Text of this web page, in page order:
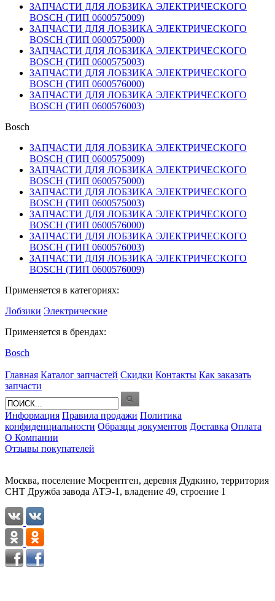
ЗАПЧАСТИ ДЛЯ ЛОБЗИКА ЭЛЕКТРИЧЕСКОГО
BOSCH (ТИП 0600575009)
ЗАПЧАСТИ ДЛЯ ЛОБЗИКА ЭЛЕКТРИЧЕСКОГО
BOSCH (ТИП 0600575000)
ЗАПЧАСТИ ДЛЯ ЛОБЗИКА ЭЛЕКТРИЧЕСКОГО
BOSCH (ТИП 0600575003)
ЗАПЧАСТИ ДЛЯ ЛОБЗИКА ЭЛЕКТРИЧЕСКОГО
BOSCH (ТИП 0600576000)
ЗАПЧАСТИ ДЛЯ ЛОБЗИКА ЭЛЕКТРИЧЕСКОГО
BOSCH (ТИП 0600576003)
Bosch
ЗАПЧАСТИ ДЛЯ ЛОБЗИКА ЭЛЕКТРИЧЕСКОГО
BOSCH (ТИП 0600575009)
ЗАПЧАСТИ ДЛЯ ЛОБЗИКА ЭЛЕКТРИЧЕСКОГО
BOSCH (ТИП 0600575000)
ЗАПЧАСТИ ДЛЯ ЛОБЗИКА ЭЛЕКТРИЧЕСКОГО
BOSCH (ТИП 0600575003)
ЗАПЧАСТИ ДЛЯ ЛОБЗИКА ЭЛЕКТРИЧЕСКОГО
BOSCH (ТИП 0600576000)
ЗАПЧАСТИ ДЛЯ ЛОБЗИКА ЭЛЕКТРИЧЕСКОГО
BOSCH (ТИП 0600576003)
ЗАПЧАСТИ ДЛЯ ЛОБЗИКА ЭЛЕКТРИЧЕСКОГО
BOSCH (ТИП 0600576009)
Применяется в категориях:
Лобзики Электрические
Применяется в брендах:
Bosch
Главная Каталог запчастей Скидки Контакты Как заказать
запчасти
Информация Правила продажи Политика
конфиденциальности Образцы документов Доставка Оплата
О Компании
Отзывы покупателей
Москва, поселение Мосрентген, деревня Дудкино, территория
СНТ Дружба завода АТЭ-1, владение 49, строение 1